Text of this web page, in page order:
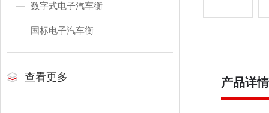
数字式电子汽车衡
国标电子汽车衡
查看更多 产品详情